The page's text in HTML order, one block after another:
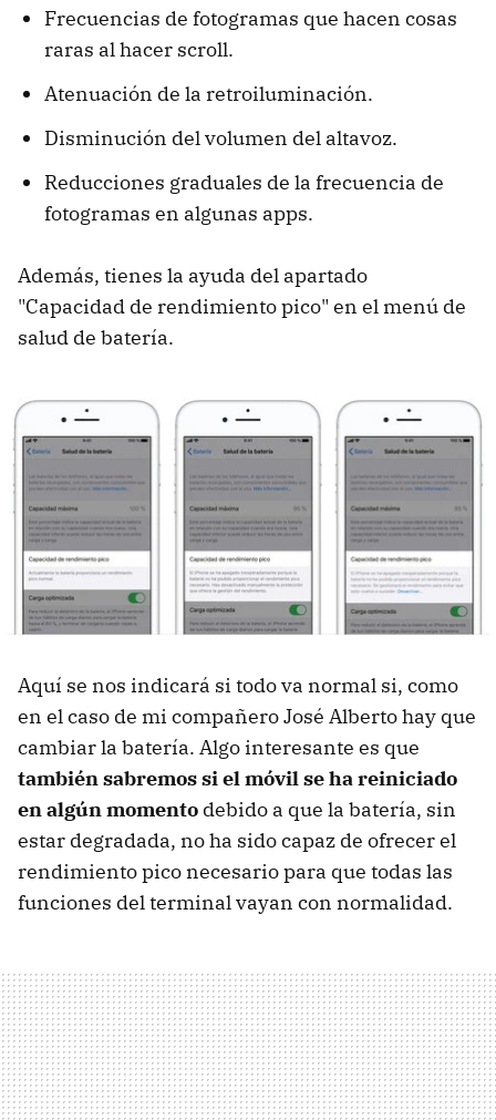
Frecuencias de fotogramas que hacen cosas
raras al hacer scroll.
Atenuación de la retroiluminación.
Disminución del volumen del altavoz.
Reducciones graduales de la frecuencia de
fotogramas en algunas apps.
Además, tienes la ayuda del apartado
"Capacidad de rendimiento pico" en el menú de
salud de batería.
Aquí se nos indicará si todo va normal si, como
en el caso de mi compañero José Alberto hay que
cambiar la batería. Algo interesante es que
también sabremos si el móvil se ha reiniciado
en algún momento debido a que la batería, sin
estar degradada, no ha sido capaz de ofrecer el
rendimiento pico necesario para que todas las
funciones del terminal vayan con normalidad.